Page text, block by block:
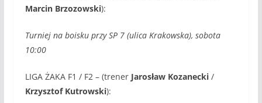
Marcin Brzozowski):
Turniej na boisku przy SP 7 (ulica Krakowska), sobota
10:00
LIGA ŻAKA F1 / F2 – (trener Jarosław Kozanecki/
Krzysztof Kutrowski):